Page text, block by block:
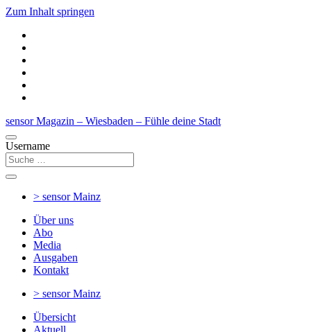
Zum Inhalt springen
sensor Magazin – Wiesbaden – Fühle deine Stadt
Username
> sensorMainz
Über uns
Abo
Media
Ausgaben
Kontakt
> sensorMainz
Übersicht
Aktuell